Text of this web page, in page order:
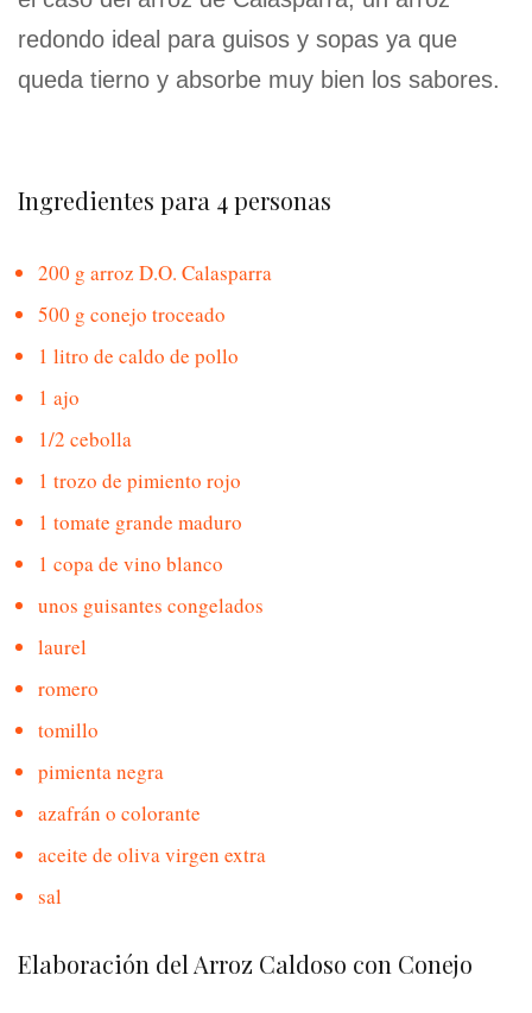
redondo ideal para guisos y sopas ya que
queda tierno y absorbe muy bien los sabores.
Ingredientes para 4 personas
200 g arroz D.O. Calasparra
500 g conejo troceado
1 litro de caldo de pollo
1 ajo
1/2 cebolla
1 trozo de pimiento rojo
1 tomate grande maduro
1 copa de vino blanco
unos guisantes congelados
laurel
romero
tomillo
pimienta negra
azafrán o colorante
aceite de oliva virgen extra
sal
Elaboración del Arroz Caldoso con Conejo